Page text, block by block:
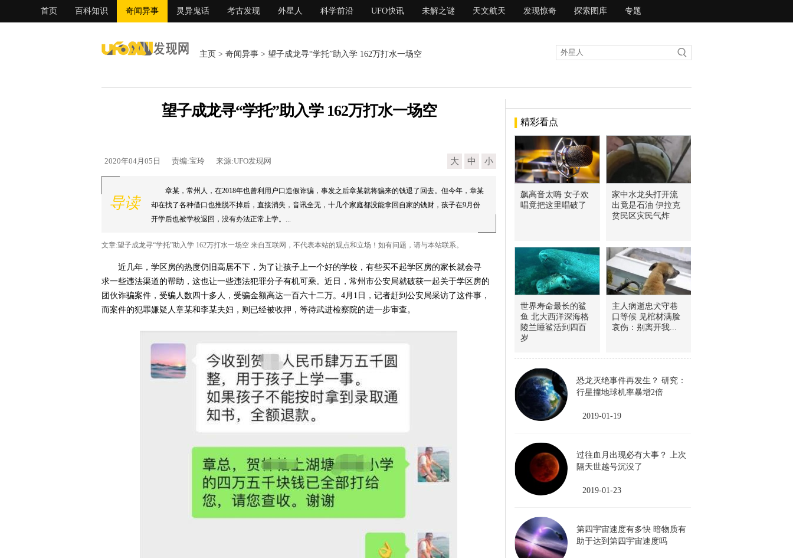
首页 百科知识 奇闻异事 灵异鬼话 考古发现 外星人 科学前沿 UFO快讯 未解之谜 天文航天 发现惊奇 探索图库 专题
主页 > 奇闻异事 > 望子成龙寻“学托”助入学 162万打水一场空
望子成龙寻“学托”助入学 162万打水一场空
2020年04月05日 责编:宝玲 来源:UFO发现网 大 中 小
导读
章某，常州人，在2018年也曾利用户口造假诈骗，事发之后章某就将骗来的钱退了回去。但今年，章某
却在找了各种借口也推脱不掉后，直接消失，音讯全无，十几个家庭都没能拿回自家的钱财，孩子在9月份
开学后也被学校退回，没有办法正常上学。...
文章:望子成龙寻“学托”助入学 162万打水一场空 来自互联网，不代表本站的观点和立场！如有问题，请与本站联系。
近几年，学区房的热度仍旧高居不下，为了让孩子上一个好的学校，有些买不起学区房的家长就会寻
求一些违法渠道的帮助，这也让一些违法犯罪分子有机可乘。近日，常州市公安局就破获一起关于学区房的
团伙诈骗案件，受骗人数四十多人，受骗金额高达一百六十二万。4月1日，记者赶到公安局采访了这件事，
而案件的犯罪嫌疑人章某和李某夫妇，则已经被收押，等待武进检察院的进一步审查。
精彩看点
飙高音太嗨 女子欢
唱竟把这里唱破了
家中水龙头打开流
出竟是石油 伊拉克
贫民区灾民气炸
世界寿命最长的鲨
鱼 北大西洋深海格
陵兰睡鲨活到四百
岁
主人病逝忠犬守巷
口等候 见棺材满脸
哀伤：别离开我...
恐龙灭绝事件再发生？ 研究：
行星撞地球机率暴增2倍
2019-01-19
过往血月出现必有大事？ 上次
隔天世越号沉没了
2019-01-23
第四宇宙速度有多快 暗物质有
助于达到第四宇宙速度吗